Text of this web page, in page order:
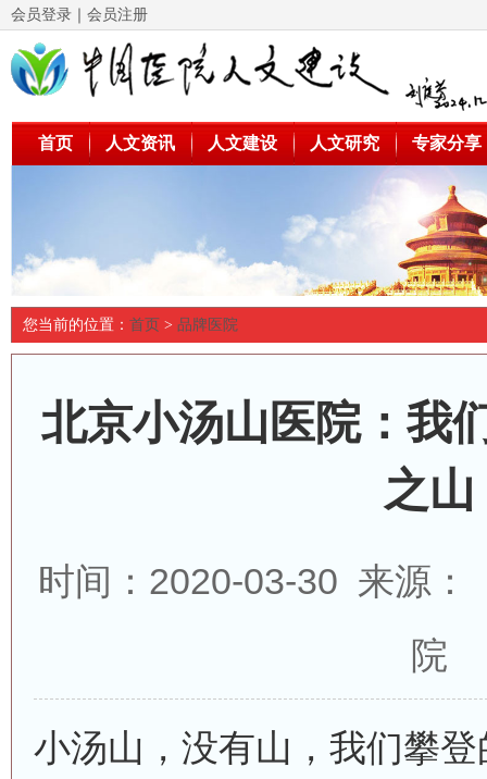
会员登录 ｜ 会员注册
首页 人文资讯 人文建设 人文研究 专家分享
您当前的位置： 首页 > 品牌医院
北京小汤山医院：我
之山
时间：2020-03-30 来源：
院
小汤山，没有山，我们攀